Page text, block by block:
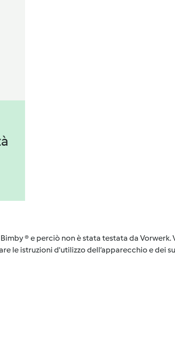
® e perciò non è stata testata da
le istruzioni d'utilizzo dell’apparecchio e dei